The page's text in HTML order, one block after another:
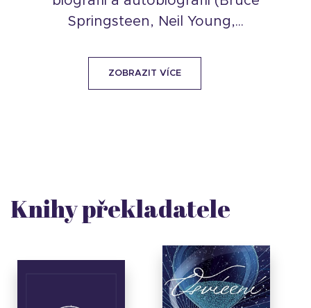
Springsteen, Neil Young,...
ZOBRAZIT VÍCE
Knihy překladatele